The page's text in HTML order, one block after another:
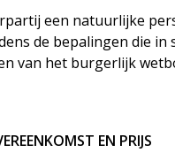
een natuurlijke
de bepalingen die in
van het burgerlijk
EN PRIJS